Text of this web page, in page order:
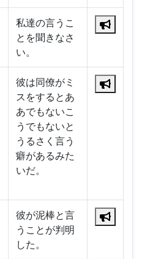
私達の言うこ
とを聞きなさ
い。
彼は同僚がミ
スをするとあ
あでもないこ
うでもないと
うるさく言う
癖があるみた
いだ。
彼が泥棒と言
うことが判明
した。